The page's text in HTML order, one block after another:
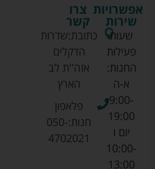
צרו
קשר
כתובת:שדרות
הדקלים
אזה''ת לב
הארץ
פלאפון
חנות:050-
4702021
אפשרויות
שירות
שעות
פעילות
החנות:
א-ה
9:00-
19:00
יום ו
10:00-
13:00